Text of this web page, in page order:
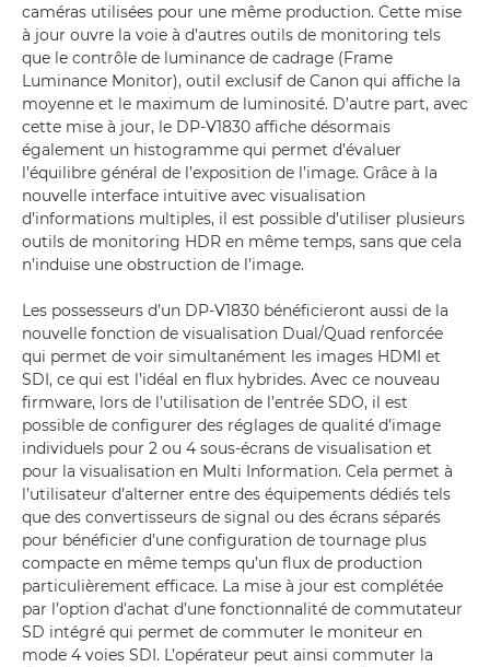
caméras utilisées pour une même production. Cette mise
à jour ouvre la voie à d’autres outils de monitoring tels
que le contrôle de luminance de cadrage (Frame
Luminance Monitor), outil exclusif de Canon qui affiche la
moyenne et le maximum de luminosité. D’autre part, avec
cette mise à jour, le DP-V1830 affiche désormais
également un histogramme qui permet d’évaluer
l’équilibre général de l’exposition de l’image. Grâce à la
nouvelle interface intuitive avec visualisation
d’informations multiples, il est possible d’utiliser plusieurs
outils de monitoring HDR en même temps, sans que cela
n’induise une obstruction de l’image.
Les possesseurs d’un DP-V1830 bénéficieront aussi de la
nouvelle fonction de visualisation Dual/Quad renforcée
qui permet de voir simultanément les images HDMI et
SDI, ce qui est l’idéal en flux hybrides. Avec ce nouveau
firmware, lors de l’utilisation de l’entrée SDO, il est
possible de configurer des réglages de qualité d’image
individuels pour 2 ou 4 sous-écrans de visualisation et
pour la visualisation en Multi Information. Cela permet à
l’utilisateur d’alterner entre des équipements dédiés tels
que des convertisseurs de signal ou des écrans séparés
pour bénéficier d’une configuration de tournage plus
compacte en même temps qu’un flux de production
particulièrement efficace. La mise à jour est complétée
par l’option d’achat d’une fonctionnalité de commutateur
SD intégré qui permet de commuter le moniteur en
mode 4 voies SDI. L’opérateur peut ainsi commuter la